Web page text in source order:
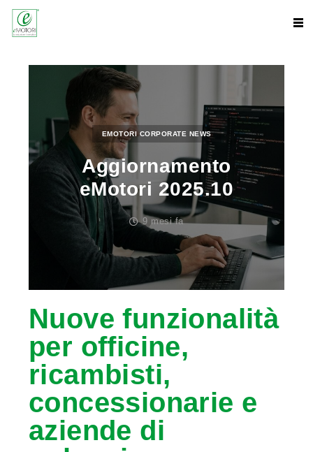
EMOTORI CORPORATE NEWS
Aggiornamento
eMotori 2025.10
9 mesi fa
Nuove funzionalità
per officine,
ricambisti,
concessionarie e
aziende di